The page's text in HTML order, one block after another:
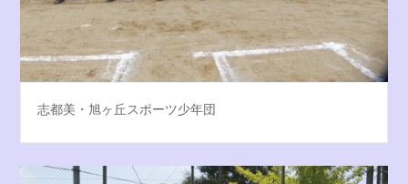
志都美・旭ヶ丘スポーツ少年団